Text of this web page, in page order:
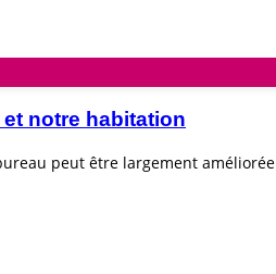
notre habitation
peut être largement